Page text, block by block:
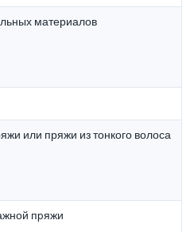
материалов
или пряжи из тонкого волоса
пpяжи